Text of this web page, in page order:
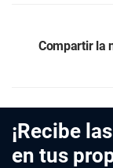
Compartir la
¡Recibe
en tus